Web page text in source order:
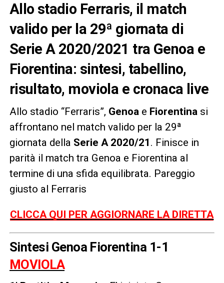
Allo stadio Ferraris, il match
valido per la 29ª giornata di
Serie A 2020/2021 tra Genoa e
Fiorentina: sintesi, tabellino,
risultato, moviola e cronaca live
Allo stadio “Ferraris”, Genoae Fiorentina si
affrontano nel match valido per la 29ª
giornata della Serie A 2020/21 . Finisce in
parità il match tra Genoa e Fiorentina al
termine di una sfida equilibrata. Pareggio
giusto al Ferraris
CLICCA QUI PER AGGIORNARE LA DIRETTA
Sintesi Genoa Fiorentina 1-1
MOVIOLA